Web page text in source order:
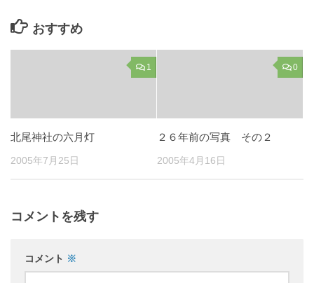
おすすめ
1
北尾神社の六月灯
2005年7月25日
0
２６年前の写真 その２
2005年4月16日
コメントを残す
コメント ※